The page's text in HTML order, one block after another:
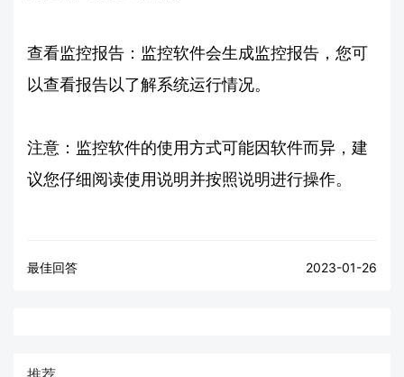
查看监控报告：监控软件会生成监控报告，您可
以查看报告以了解系统运行情况。
注意：监控软件的使用方式可能因软件而异，建
议您仔细阅读使用说明并按照说明进行操作。
最佳回答 2023-01-26